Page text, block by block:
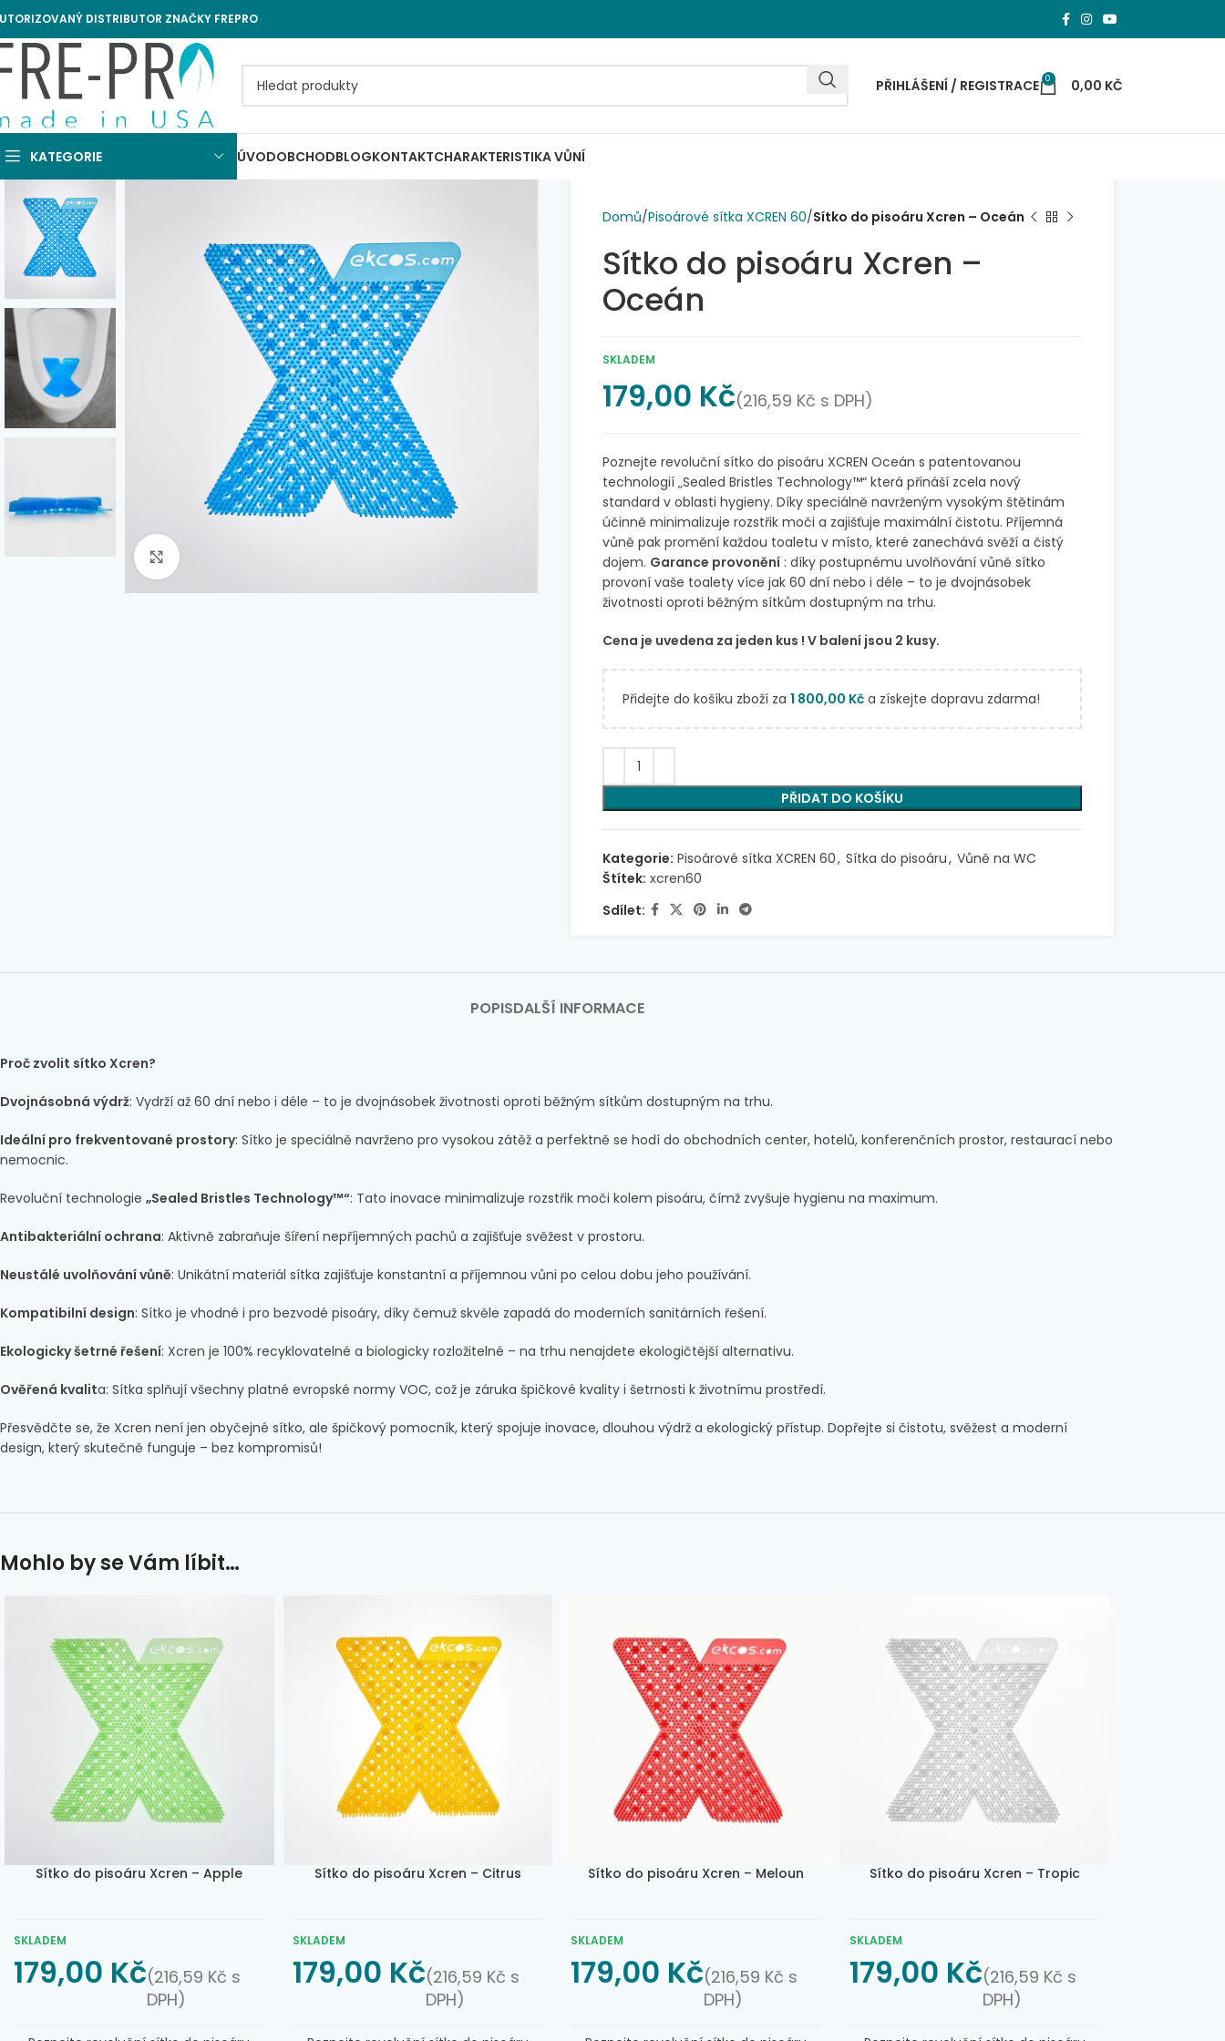
DISTRIBUTOR ZNAČKY FREPRO
PŘIHLÁŠENÍ / REGISTRACE 0 0,00 KČ
KATEGORIE ÚVODOBCHODBLOGKONTAKTCHARAKTERISTIKA VŮNÍ
Domů Pisoárové sítka XCREN 60 Sítko do pisoáru Xcren – Oceán
Sítko do pisoáru Xcren –
Oceán
SKLADEM
179,00 Kč(216,59 Kč s DPH)
Poznejte revoluční sítko do pisoáru XCREN Oceán s patentovanou
technologií „Sealed Bristles Technology™“ která přináší zcela nový
standard v oblasti hygieny. Díky speciálně navrženým vysokým štětinám
účinně minimalizuje rozstřik moči a zajišťuje maximální čistotu. Příjemná
vůně pak promění každou toaletu v místo, které zanechává svěží a čistý
dojem. Garance provonění: díky postupnému uvolňování vůně sítko
provoní vaše toalety více jak 60 dní nebo i déle – to je dvojnásobek
životnosti oproti běžným sítkům dostupným na trhu.
Cena je uvedena za jeden kus ! V balení jsou 2 kusy.
Přidejte do košíku zboží za 1 800,00 Kča získejte dopravu zdarma!
PŘIDAT DO KOŠÍKU
Kategorie: Pisoárové sítka XCREN 60, Sítka do pisoáru, Vůně na WC
Štítek: xcren60
Sdílet:
POPISDALŠÍ INFORMACE
Proč zvolit sítko Xcren?
Dvojnásobná výdrž: Vydrží až 60 dní nebo i déle – to je dvojnásobek životnosti oproti běžným sítkům dostupným na trhu.
Ideální pro frekventované prostory: Sítko je speciálně navrženo pro vysokou zátěž a perfektně se hodí do obchodních center, hotelů, konferenčních prostor, restaurací nebo
nemocnic.
Revoluční technologie „Sealed Bristles Technology™“: Tato inovace minimalizuje rozstřik moči kolem pisoáru, čímž zvyšuje hygienu na maximum.
Antibakteriální ochrana: Aktivně zabraňuje šíření nepříjemných pachů a zajišťuje svěžest v prostoru.
Neustálé uvolňování vůně: Unikátní materiál sítka zajišťuje konstantní a příjemnou vůni po celou dobu jeho používání.
Kompatibilní design: Sítko je vhodné i pro bezvodé pisoáry, díky čemuž skvěle zapadá do moderních sanitárních řešení.
Ekologicky šetrné řešení: Xcren je 100% recyklovatelné a biologicky rozložitelné – na trhu nenajdete ekologičtější alternativu.
Ověřená kvalita: Sítka splňují všechny platné evropské normy VOC, což je záruka špičkové kvality i šetrnosti k životnímu prostředí.
Přesvědčte se, že Xcren není jen obyčejné sítko, ale špičkový pomocník, který spojuje inovace, dlouhou výdrž a ekologický přístup. Dopřejte si čistotu, svěžest a moderní
design, který skutečně funguje – bez kompromisů!
Mohlo by se Vám líbit…
Sítko do pisoáru Xcren – Apple
SKLADEM
179,00 Kč(216,59 Kč s
DPH)
Sítko do pisoáru Xcren – Citrus
SKLADEM
179,00 Kč(216,59 Kč s
DPH)
Sítko do pisoáru Xcren – Meloun
SKLADEM
179,00 Kč(216,59 Kč s
DPH)
Sítko do pisoáru Xcren – Tropic
SKLADEM
179,00 Kč(216,59 Kč s
DPH)